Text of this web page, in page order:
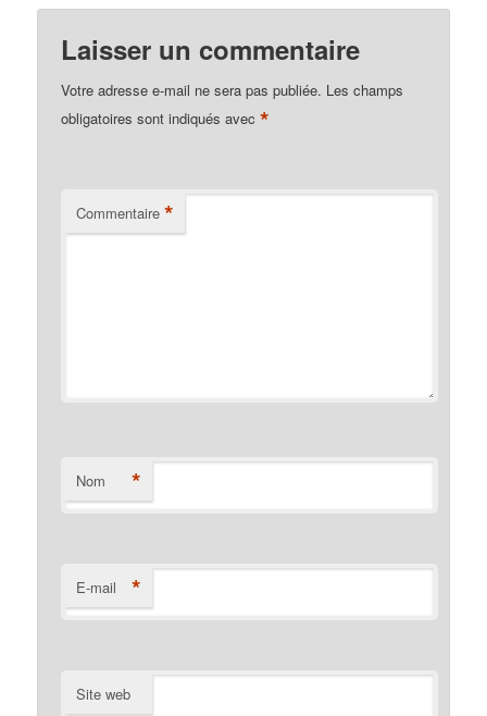
Laisser un commentaire
Votre adresse e-mail ne sera pas publiée. Les champs
obligatoires sont indiqués avec*
Commentaire *
Nom *
E-mail *
Site web